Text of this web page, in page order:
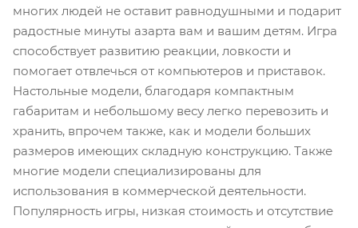
многих людей не оставит равнодушными и подарит
радостные минуты азарта вам и вашим детям. Игра
способствует развитию реакции, ловкости и
помогает отвлечься от компьютеров и приставок.
Настольные модели, благодаря компактным
габаритам и небольшому весу легко перевозить и
хранить, впрочем также, как и модели больших
размеров имеющих складную конструкцию. Также
многие модели специализированы для
использования в коммерческой деятельности.
Популярность игры, низкая стоимость и отсутствие